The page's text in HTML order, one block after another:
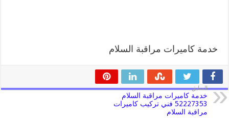
خدمة كاميرات مراقبة السلام
السابق
خدمة كاميرات مراقبة السلام
52227353 فني تركيب كاميرات
مراقبة السلام